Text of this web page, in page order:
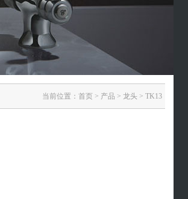
当前位置： 首页> 产品 > 龙头> TK13